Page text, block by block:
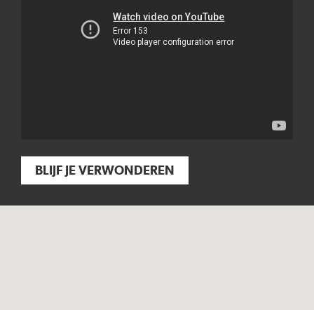
BLIJF JE VERWONDEREN